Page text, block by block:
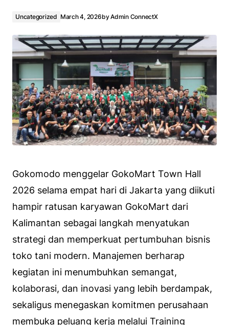
Uncategorized March 4, 2026byAdmin ConnectX
Gokomodo menggelar GokoMart Town Hall
2026 selama empat hari di Jakarta yang diikuti
hampir ratusan karyawan GokoMart dari
Kalimantan sebagai langkah menyatukan
strategi dan memperkuat pertumbuhan bisnis
toko tani modern. Manajemen berharap
kegiatan ini menumbuhkan semangat,
kolaborasi, dan inovasi yang lebih berdampak,
sekaligus menegaskan komitmen perusahaan
membuka peluang kerja melalui Training